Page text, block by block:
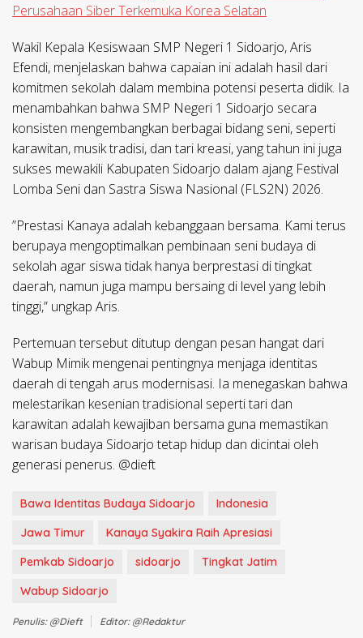
Perusahaan Siber Terkemuka Korea Selatan
​Wakil Kepala Kesiswaan SMP Negeri 1 Sidoarjo, Aris
Efendi, menjelaskan bahwa capaian ini adalah hasil dari
komitmen sekolah dalam membina potensi peserta didik. Ia
menambahkan bahwa SMP Negeri 1 Sidoarjo secara
konsisten mengembangkan berbagai bidang seni, seperti
karawitan, musik tradisi, dan tari kreasi, yang tahun ini juga
sukses mewakili Kabupaten Sidoarjo dalam ajang Festival
Lomba Seni dan Sastra Siswa Nasional (FLS2N) 2026.
​”Prestasi Kanaya adalah kebanggaan bersama. Kami terus
berupaya mengoptimalkan pembinaan seni budaya di
sekolah agar siswa tidak hanya berprestasi di tingkat
daerah, namun juga mampu bersaing di level yang lebih
tinggi,” ungkap Aris.
​Pertemuan tersebut ditutup dengan pesan hangat dari
Wabup Mimik mengenai pentingnya menjaga identitas
daerah di tengah arus modernisasi. Ia menegaskan bahwa
melestarikan kesenian tradisional seperti tari dan
karawitan adalah kewajiban bersama guna memastikan
warisan budaya Sidoarjo tetap hidup dan dicintai oleh
generasi penerus. @dieft
Bawa Identitas Budaya Sidoarjo
Indonesia
Jawa Timur
Kanaya Syakira Raih Apresiasi
Pemkab Sidoarjo
sidoarjo
Tingkat Jatim
Wabup Sidoarjo
Penulis: @dieft Editor: @redaktur